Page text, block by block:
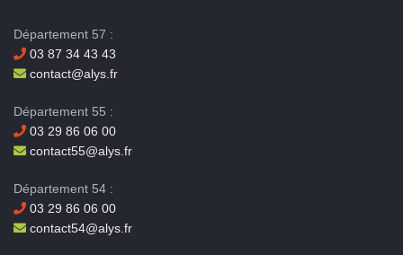
Département 57 :
03 87 34 43 43
contact@alys.fr
Département 55 :
03 29 86 06 00
contact55@alys.fr
Département 54 :
03 29 86 06 00
contact54@alys.fr